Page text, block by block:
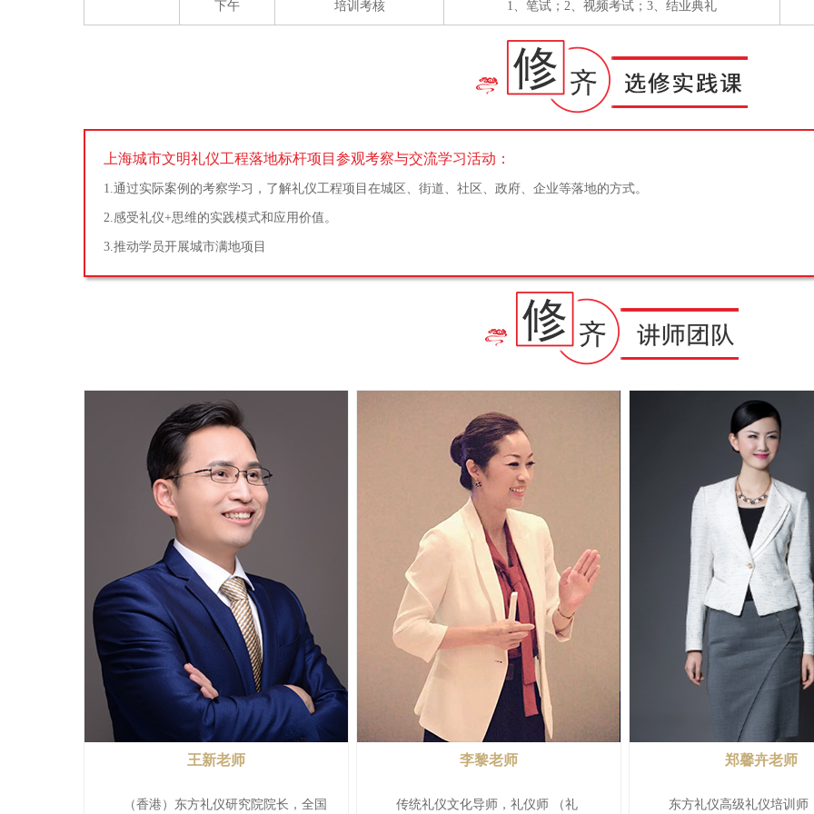
下午 培训考核 1、笔试；2、视频考试；3、结业典礼
上海城市文明礼仪工程落地标杆项目参观考察与交流学习活动：
1.通过实际案例的考察学习，了解礼仪工程项目在城区、街道、社区、政府、企业等落地的方式。
2.感受礼仪+思维的实践模式和应用价值。
3.推动学员开展城市满地项目
王新老师
（香港）东方礼仪研究院院长，全国
李黎老师
传统礼仪文化导师，礼仪师 （礼
郑馨卉老师
东方礼仪高级礼仪培训师